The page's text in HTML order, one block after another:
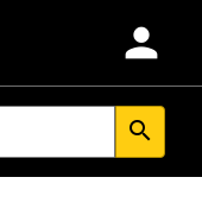
person
search